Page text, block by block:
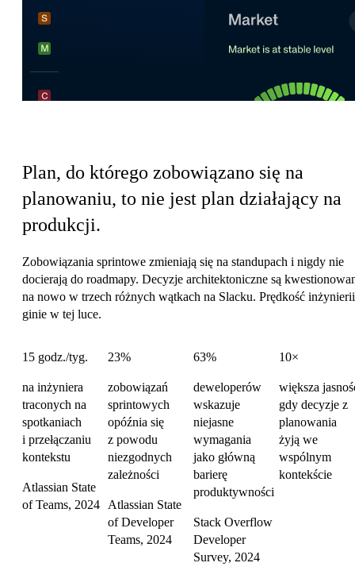
Plan, do którego zobowiązano się na
planowaniu, to nie jest plan działający na
produkcji.
Zobowiązania sprintowe zmieniają się na standupach i nigdy nie
docierają do roadmapy. Decyzje architektoniczne są
na nowo w trzech różnych wątkach na Slacku. Prędkość inżynierii
ginie w tej luce.
15 godz./tyg.
na inżyniera
traconych na
spotkaniach
i przełączaniu
kontekstu
Atlassian State
of Teams, 2024
23%
zobowiązań
sprintowych
opóźnia się
z powodu
niezgodnych
zależności
Atlassian State
of Developer
Teams, 2024
63%
deweloperów
wskazuje
niejasne
wymagania
jako główną
barierę
produktywności
Stack Overflow
Developer
Survey, 2024
10×
większa
gdy decyzje z
planowania
żyją we
wspólnym
kontekście